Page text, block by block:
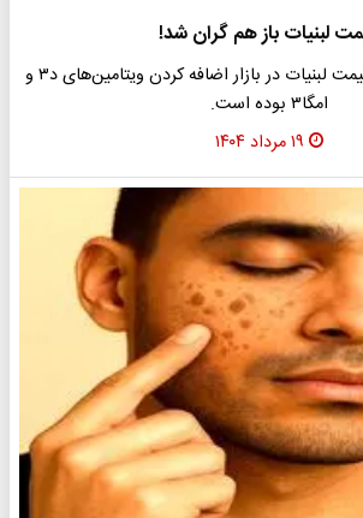
لبنیات باز هم گران شد!
یکی از دلایل افزایش قیمت لبنیات در بازار اضافه کردن ویتامین‌های د۳ و
امگا۳ بوده است.
۱۹ مرداد ۱۴۰۴